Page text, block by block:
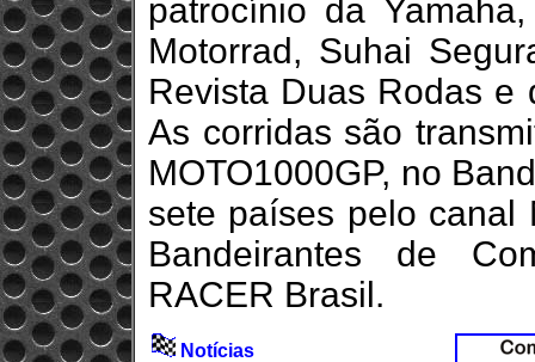
patrocínio da
Motorrad, Suhai
Revista Duas Rodas e
As corridas são
MOTO1000GP, no
sete países pelo canal
Bandeirantes de
RACER Brasil.
Notícias